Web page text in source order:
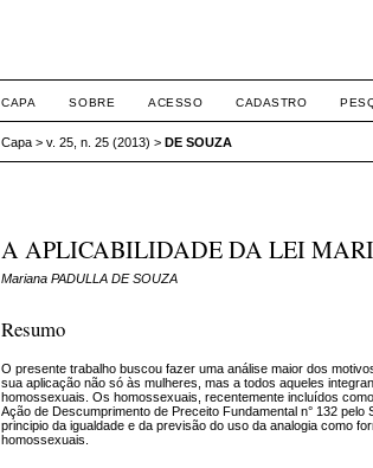
CAPA SOBRE ACESSO CADASTRO
Capa >v. 25, n. 25 (2013) >DE SOUZA
A APLICABILIDADE DA LEI
Mariana PADULLA DE SOUZA
Resumo
O presente trabalho buscou fazer uma análise maior dos
sua aplicação não só às mulheres, mas a todos aqueles
homossexuais. Os homossexuais, recentemente incluídos
Ação de Descumprimento de Preceito Fundamental n° 132
principio da igualdade e da previsão do uso da analogia como
homossexuais.